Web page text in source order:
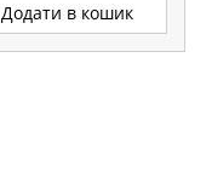
Додати в кошик